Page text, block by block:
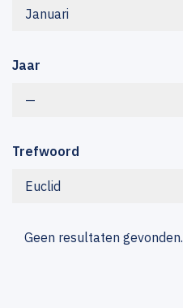
Januari
Jaar
—
Trefwoord
Euclid
Geen resultaten gevonden.